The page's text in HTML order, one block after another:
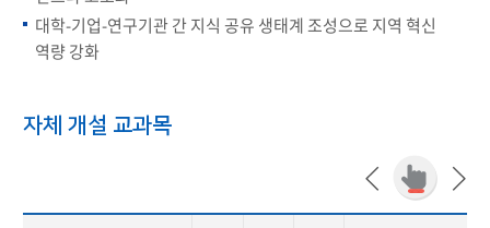
대학-기업-연구기관 간 지식 공유 생태계 조성으로 지역 혁신
역량 강화
자체 개설 교과목